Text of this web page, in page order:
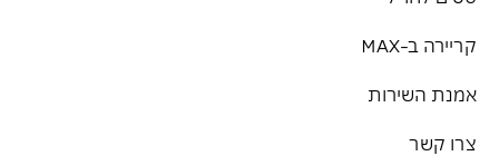
קריירה ב-MAX
אמנת השירות
צרו קשר